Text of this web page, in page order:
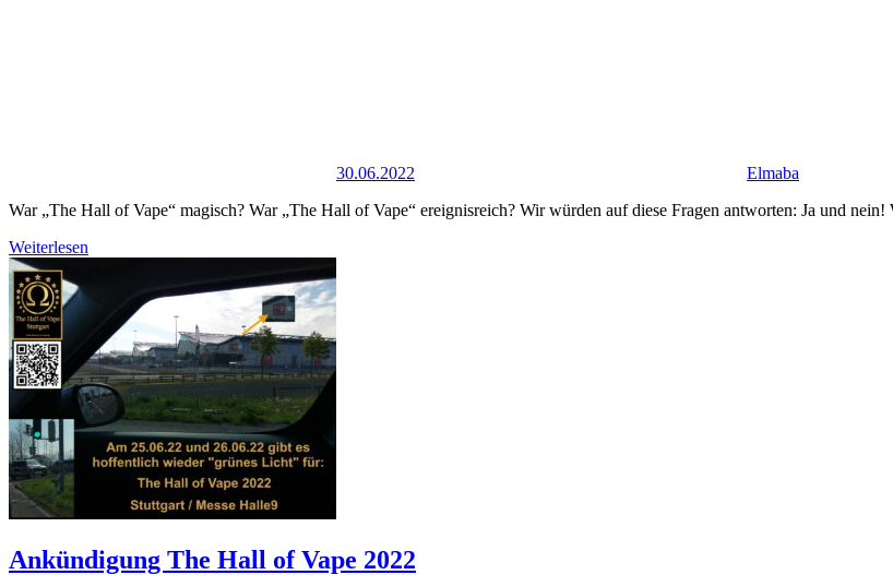
30.06.2022 Elmaba
War „The Hall of Vape“ magisch? War „The Hall of Vape“ ereignisreich? Wir würden auf diese Fragen antworten: Ja und nein!
Weiterlesen
Ankündigung The Hall of Vape 2022